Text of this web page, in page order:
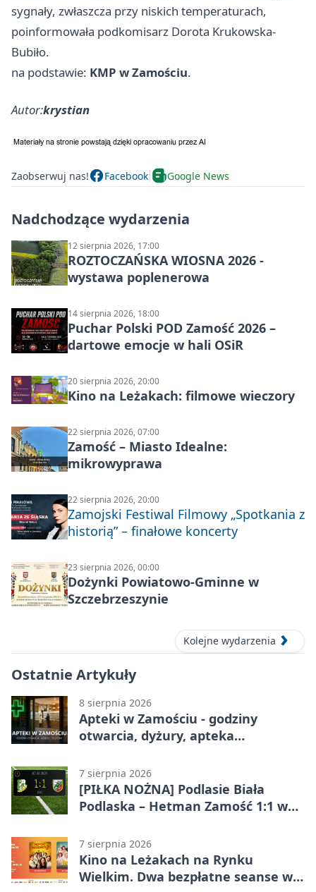
sygnały, zwłaszcza przy niskich temperaturach,
poinformowała podkomisarz Dorota Krukowska-
Bubiło.
na podstawie: KMP w Zamościu.
Autor:krystian
Zaobserwuj nas! Facebook Google News
Nadchodzące wydarzenia
12 sierpnia 2026, 17:00
ROZTOCZAŃSKA WIOSNA 2026 -
wystawa poplenerowa
14 sierpnia 2026, 18:00
Puchar Polski POD Zamość 2026 –
dartowe emocje w hali OSiR
20 sierpnia 2026, 20:00
Kino na Leżakach: filmowe wieczory
22 sierpnia 2026, 07:00
Zamość – Miasto Idealne:
mikrowyprawa
22 sierpnia 2026, 20:00
Zamojski Festiwal Filmowy „Spotkania z
historią” – finałowe koncerty
23 sierpnia 2026, 00:00
Dożynki Powiatowo-Gminne w
Szczebrzeszynie
Kolejne wydarzenia
Ostatnie Artykuły
8 sierpnia 2026
Apteki w Zamościu - godziny
otwarcia, dyżury, apteka
7 sierpnia 2026
[PIŁKA NOŻNA] Podlasie Biała
Podlaska – Hetman Zamość 1:1 w
podział punktów po bezbramkowej
pierwszej połowie
7 sierpnia 2026
Kino na Leżakach na Rynku
Wielkim. Dwa bezpłatne seanse w